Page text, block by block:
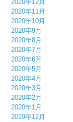
2020年12月
2020年11月
2020年10月
2020年9月
2020年8月
2020年7月
2020年6月
2020年5月
2020年4月
2020年3月
2020年2月
2020年1月
2019年12月